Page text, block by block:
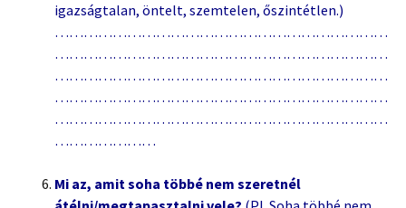
igazságtalan, öntelt, szemtelen, őszintétlen.)
……………………………………………………………
……………………………………………………………
……………………………………………………………
……………………………………………………………
……………………………………………………………
…………………
Mi az, amit soha többé nem szeretnél